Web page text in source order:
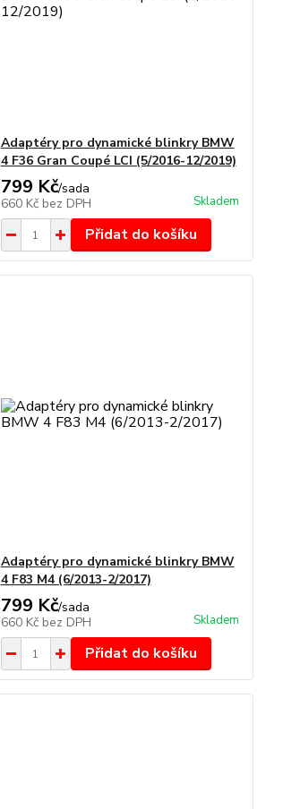
Adaptéry pro dynamické blinkry BMW
4 F36 Gran Coupé LCI (5/2016-12/2019)
799 Kč/sada
660 Kč bez DPH Skladem
Přidat do košíku
Adaptéry pro dynamické blinkry BMW
4 F83 M4 (6/2013-2/2017)
799 Kč/sada
660 Kč bez DPH Skladem
Přidat do košíku